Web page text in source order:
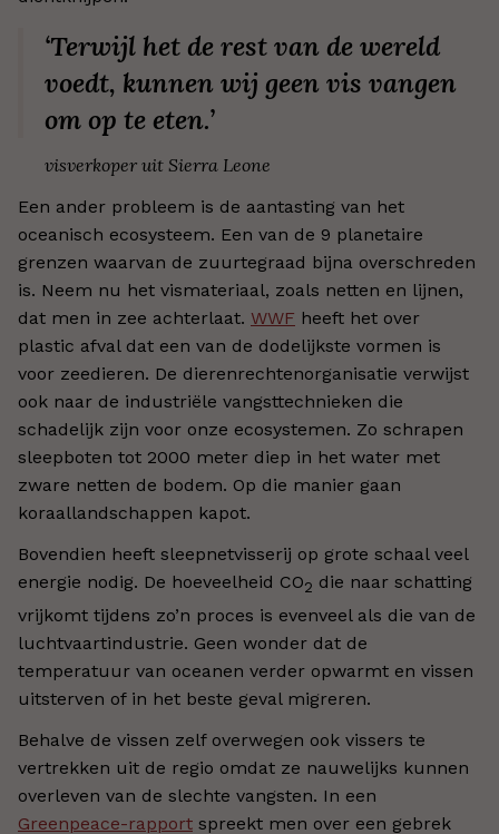
‘Terwijl het de rest van de wereld
voedt, kunnen wij geen vis vangen
om op te eten.’
visverkoper uit Sierra Leone
Een ander probleem is de aantasting van het
oceanisch ecosysteem. Een van de 9 planetaire
grenzen waarvan de zuurtegraad bijna overschreden
is. Neem nu het vismateriaal, zoals netten en lijnen,
dat men in zee achterlaat. WWF heeft het over
plastic afval dat een van de dodelijkste vormen is
voor zeedieren. De dierenrechtenorganisatie verwijst
ook naar de industriële vangsttechnieken die
schadelijk zijn voor onze ecosystemen. Zo schrapen
sleepboten tot 2000 meter diep in het water met
zware netten de bodem. Op die manier gaan
koraallandschappen kapot.
Bovendien heeft sleepnetvisserij op grote schaal veel
energie nodig. De hoeveelheid CO2 die naar schatting
vrijkomt tijdens zo’n proces is evenveel als die van de
luchtvaartindustrie. Geen wonder dat de
temperatuur van oceanen verder opwarmt en vissen
uitsterven of in het beste geval migreren.
Behalve de vissen zelf overwegen ook vissers te
vertrekken uit de regio omdat ze nauwelijks kunnen
overleven van de slechte vangsten. In een
Greenpeace-rapport spreekt men over een gebrek